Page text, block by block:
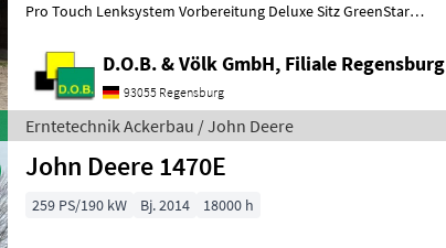
Pro Touch Lenksystem Vorbereitung Deluxe Sitz GreenStar
D.O.B. & Völk GmbH, Filiale Regensburg
93055 Regensburg
Erntetechnik Ackerbau / John Deere
John Deere 1470E
259 PS/190 kW Bj. 2014 18000 h